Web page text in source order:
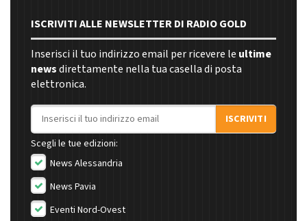
ISCRIVITI ALLE NEWSLETTER DI RADIO GOLD
Inserisci il tuo indirizzo email per ricevere le ultime
newsdirettamente nella tua casella di posta
elettronica.
Indirizzo email
ISCRIVITI
Scegli le tue edizioni:
News Alessandria
News Pavia
Eventi Nord-Ovest